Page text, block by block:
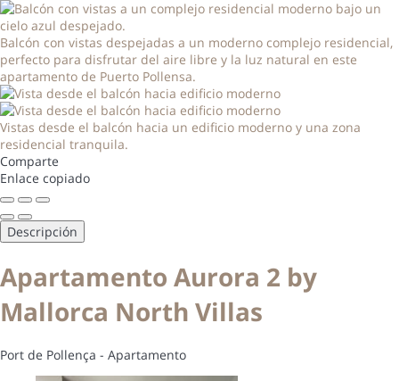
Balcón con vistas despejadas a un moderno complejo residencial,
perfecto para disfrutar del aire libre y la luz natural en este
apartamento de Puerto Pollensa.
Vistas desde el balcón hacia un edificio moderno y una zona
residencial tranquila.
Comparte
Enlace copiado
Descripción
Apartamento Aurora 2 by
Mallorca North Villas
Port de Pollença - Apartamento